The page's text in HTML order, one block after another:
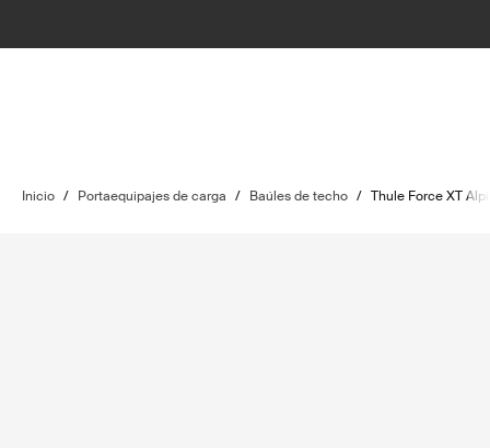
Inicio / Portaequipajes de carga / Baúles de techo / Thule Force XT